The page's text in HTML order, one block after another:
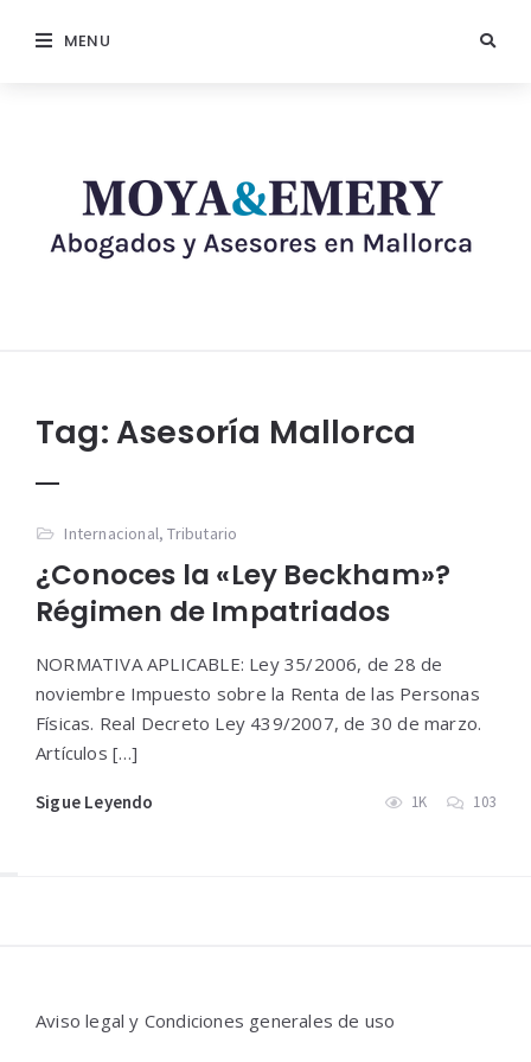
MENU
Tag:Asesoría Mallorca
Internacional,Tributario
¿Conoces la «Ley Beckham»?
Régimen de Impatriados
NORMATIVA APLICABLE: Ley 35/2006, de 28 de
noviembre Impuesto sobre la Renta de las Personas
Físicas. Real Decreto Ley 439/2007, de 30 de marzo.
Artículos […]
Sigue Leyendo 1K 103
Aviso legal y Condiciones generales de uso